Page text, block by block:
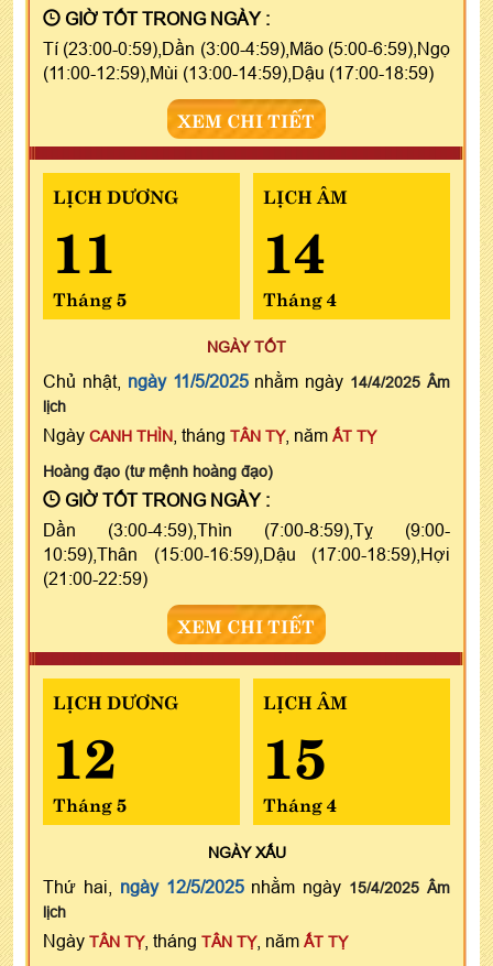
GIỜ TỐT TRONG NGÀY :
Tí (23:00-0:59),Dần (3:00-4:59),Mão (5:00-6:59),Ngọ
(11:00-12:59),Mùi (13:00-14:59),Dậu (17:00-18:59)
XEM CHI TIẾT
LỊCH DƯƠNG
11
Tháng 5
LỊCH ÂM
14
Tháng 4
NGÀY TỐT
Chủ nhật, ngày 11/5/2025nhằm ngày 14/4/2025 Âm
lịch
Ngày CANH THÌN , tháng TÂN TỴ, năm ẤT TỴ
Hoàng đạo (tư mệnh hoàng đạo)
GIỜ TỐT TRONG NGÀY :
Dần (3:00-4:59),Thìn (7:00-8:59),Tỵ (9:00-
10:59),Thân (15:00-16:59),Dậu (17:00-18:59),Hợi
(21:00-22:59)
XEM CHI TIẾT
LỊCH DƯƠNG
12
Tháng 5
LỊCH ÂM
15
Tháng 4
NGÀYXẤU
Thứ hai, ngày 12/5/2025nhằm ngày 15/4/2025 Âm
lịch
Ngày TÂN TỴ, tháng TÂN TỴ, năm ẤT TỴ